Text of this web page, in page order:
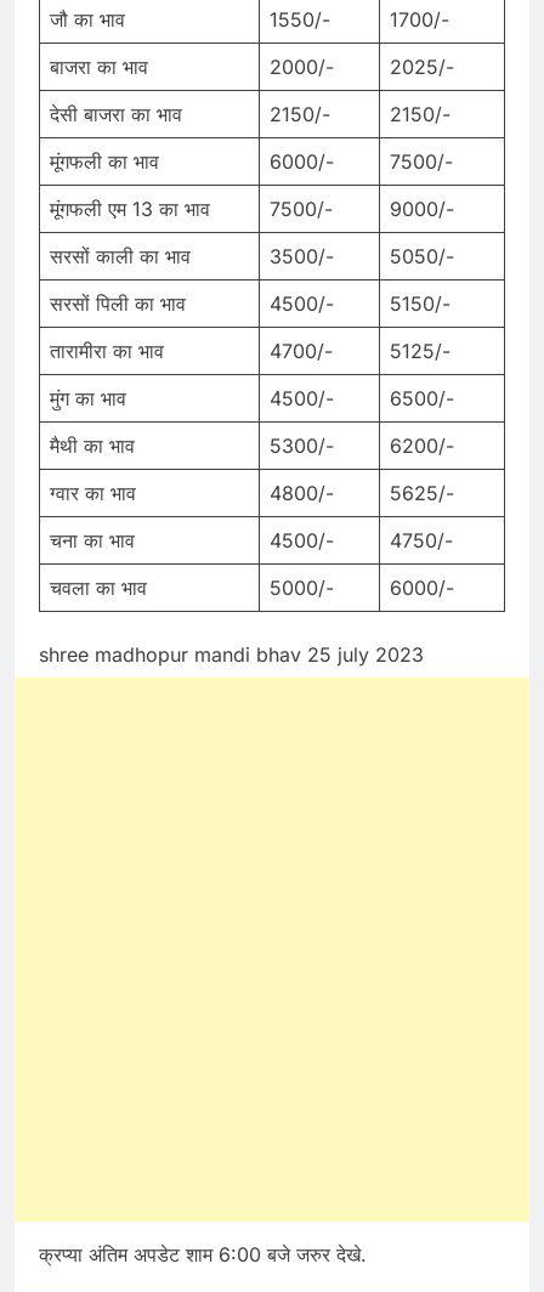
जौ का भाव 1550/-
1700/-
बाजरा का भाव
2000/-
2025/-
देसी बाजरा का भाव
2150/-
2150/-
मूंगफली का भाव
6000/-
7500/-
मूंगफली एम 13 का भाव
7500/-
9000/-
सरसों काली का भाव
3500/-
5050/-
सरसों पिली का भाव
4500/-
5150/-
तारामीरा का भाव
4700/-
5125/-
मुंग का भाव
4500/-
6500/-
मैथी का भाव
5300/-
6200/-
ग्वार का भाव
4800/-
5625/-
चना का भाव
4500/-
4750/-
चवला का भाव
5000/- 6000/-
shree madhopur mandi bhav 25 july 2023
क्रप्या अंतिम अपडेट शाम 6:00 बजे जरुर देखे.